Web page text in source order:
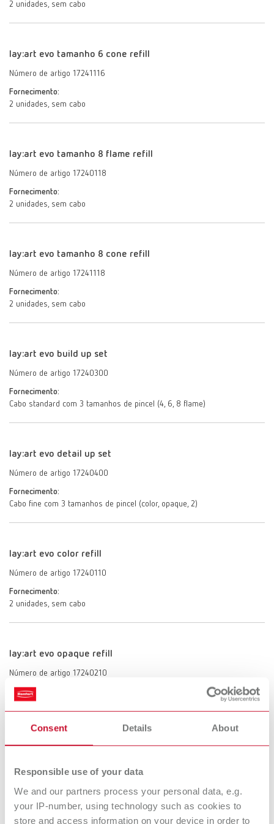
Consent Details About
Responsible use of your data
We and our partners process your personal data, e.g.
your IP-number, using technology such as cookies to
store and access information on your device in order to
2 unidades, sem cabo
lay:art evo tamanho 6 cone refill
Número de artigo 17241116
Fornecimento:
2 unidades, sem cabo
lay:art evo tamanho 8 flame refill
Número de artigo 17240118
Fornecimento:
2 unidades, sem cabo
lay:art evo tamanho 8 cone refill
Número de artigo 17241118
Fornecimento:
2 unidades, sem cabo
lay:art evo build up set
Número de artigo 17240300
Fornecimento:
Cabo standard com 3 tamanhos de pincel (4, 6, 8 flame)
lay:art evo detail up set
Número de artigo 17240400
Fornecimento:
Cabo fine com 3 tamanhos de pincel (color, opaque, 2)
lay:art evo color refill
Número de artigo 17240110
Fornecimento:
2 unidades, sem cabo
lay:art evo opaque refill
Número de artigo 17240210
Fornecimento:
2 unidades, sem cabo
Número de artigo 17240002
Fornecimento:
1 unidade, com cabo fine